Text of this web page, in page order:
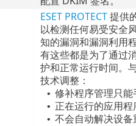
ESET PROTECT提供
以检测任何易受安全
知的漏洞和漏洞利用
有这些都是为了通过
护和正常运行时间。
技术调整：
• 修补程序管理只能
• 正在运行的应用
• 不会自动解决设